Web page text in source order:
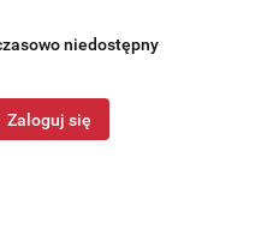
niedostępny
Zaloguj się